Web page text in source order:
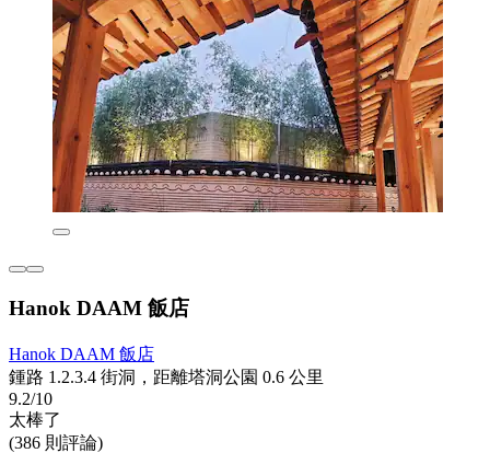
Hanok DAAM 飯店
Hanok DAAM 飯店
鍾路 1.2.3.4 街洞，距離塔洞公園 0.6 公里
9.2/10
太棒了
(386 則評論)